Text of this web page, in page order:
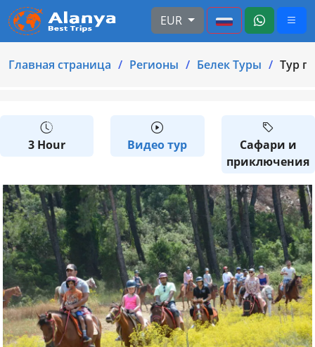
EUR
Главная страница Регионы Белек Туры Тур
3 Hour Видео тур
Сафари и
приключения